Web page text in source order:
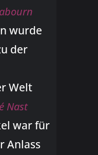
wurde
der
Welt
Nast
war für
Anlass